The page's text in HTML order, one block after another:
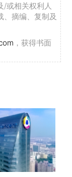
/或相关权利人
、摘编、复制及
，获得书面